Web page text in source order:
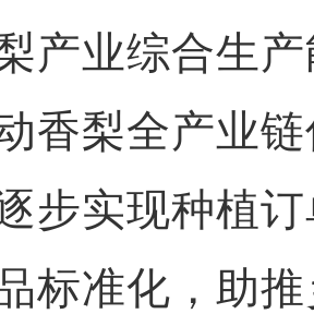
产业综合生
香梨全产业
步实现种植
标准化，助